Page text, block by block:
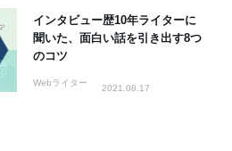
インタビュー歴10年ライターに
聞いた、面白い話を引き出す8つ
のコツ
Webライター
2021.08.17